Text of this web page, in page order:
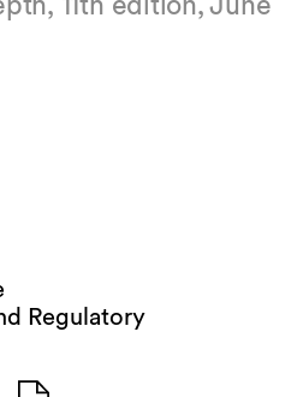
Regulatory